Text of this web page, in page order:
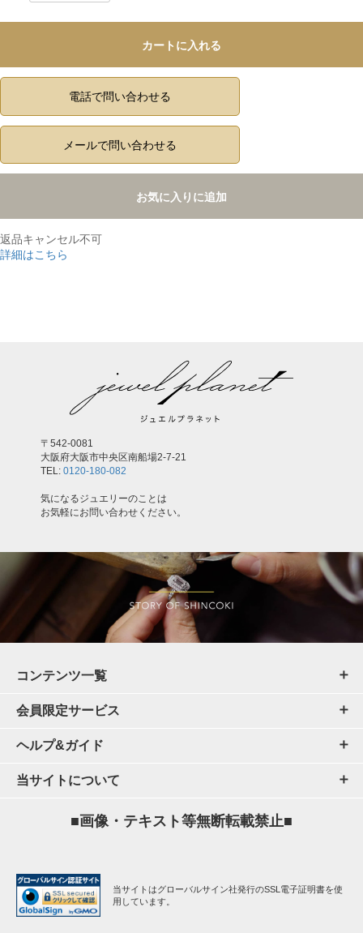
カートに入れる
電話で問い合わせる
メールで問い合わせる
お気に入りに追加
返品キャンセル不可
詳細はこちら
〒542-0081
大阪府大阪市中央区南船場2-7-21
TEL: 0120-180-082
気になるジュエリーのことは
お気軽にお問い合わせください。
コンテンツ一覧
会員限定サービス
ヘルプ&ガイド
当サイトについて
■画像・テキスト等無断転載禁止■
当サイトはグローバルサイン社発行のSSL電子証明書を使
用しています。